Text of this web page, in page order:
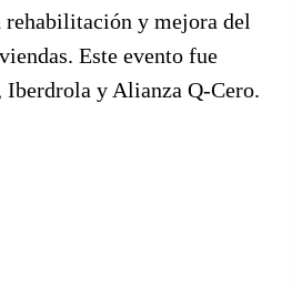
rehabilitación y mejora del
Este evento fue
Iberdrola y Alianza Q-Cero.